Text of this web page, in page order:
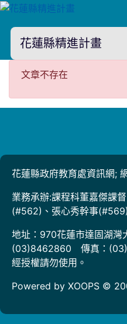
花蓮縣精進計畫
文章不存在
文章不存在
花蓮縣政府教育處資訊網;
業務承辦:課程科董嘉傑課
(#562)、張心秀幹事(#569)
地址：970花蓮市達固湖灣
(03)8462860 傳真：
經授權請勿使用。
Powered by XOOPS ©